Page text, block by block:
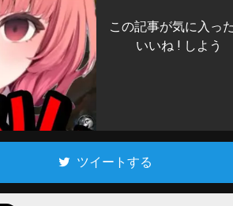
この記事が気に入っ
いいね ! しよう
ツイートする